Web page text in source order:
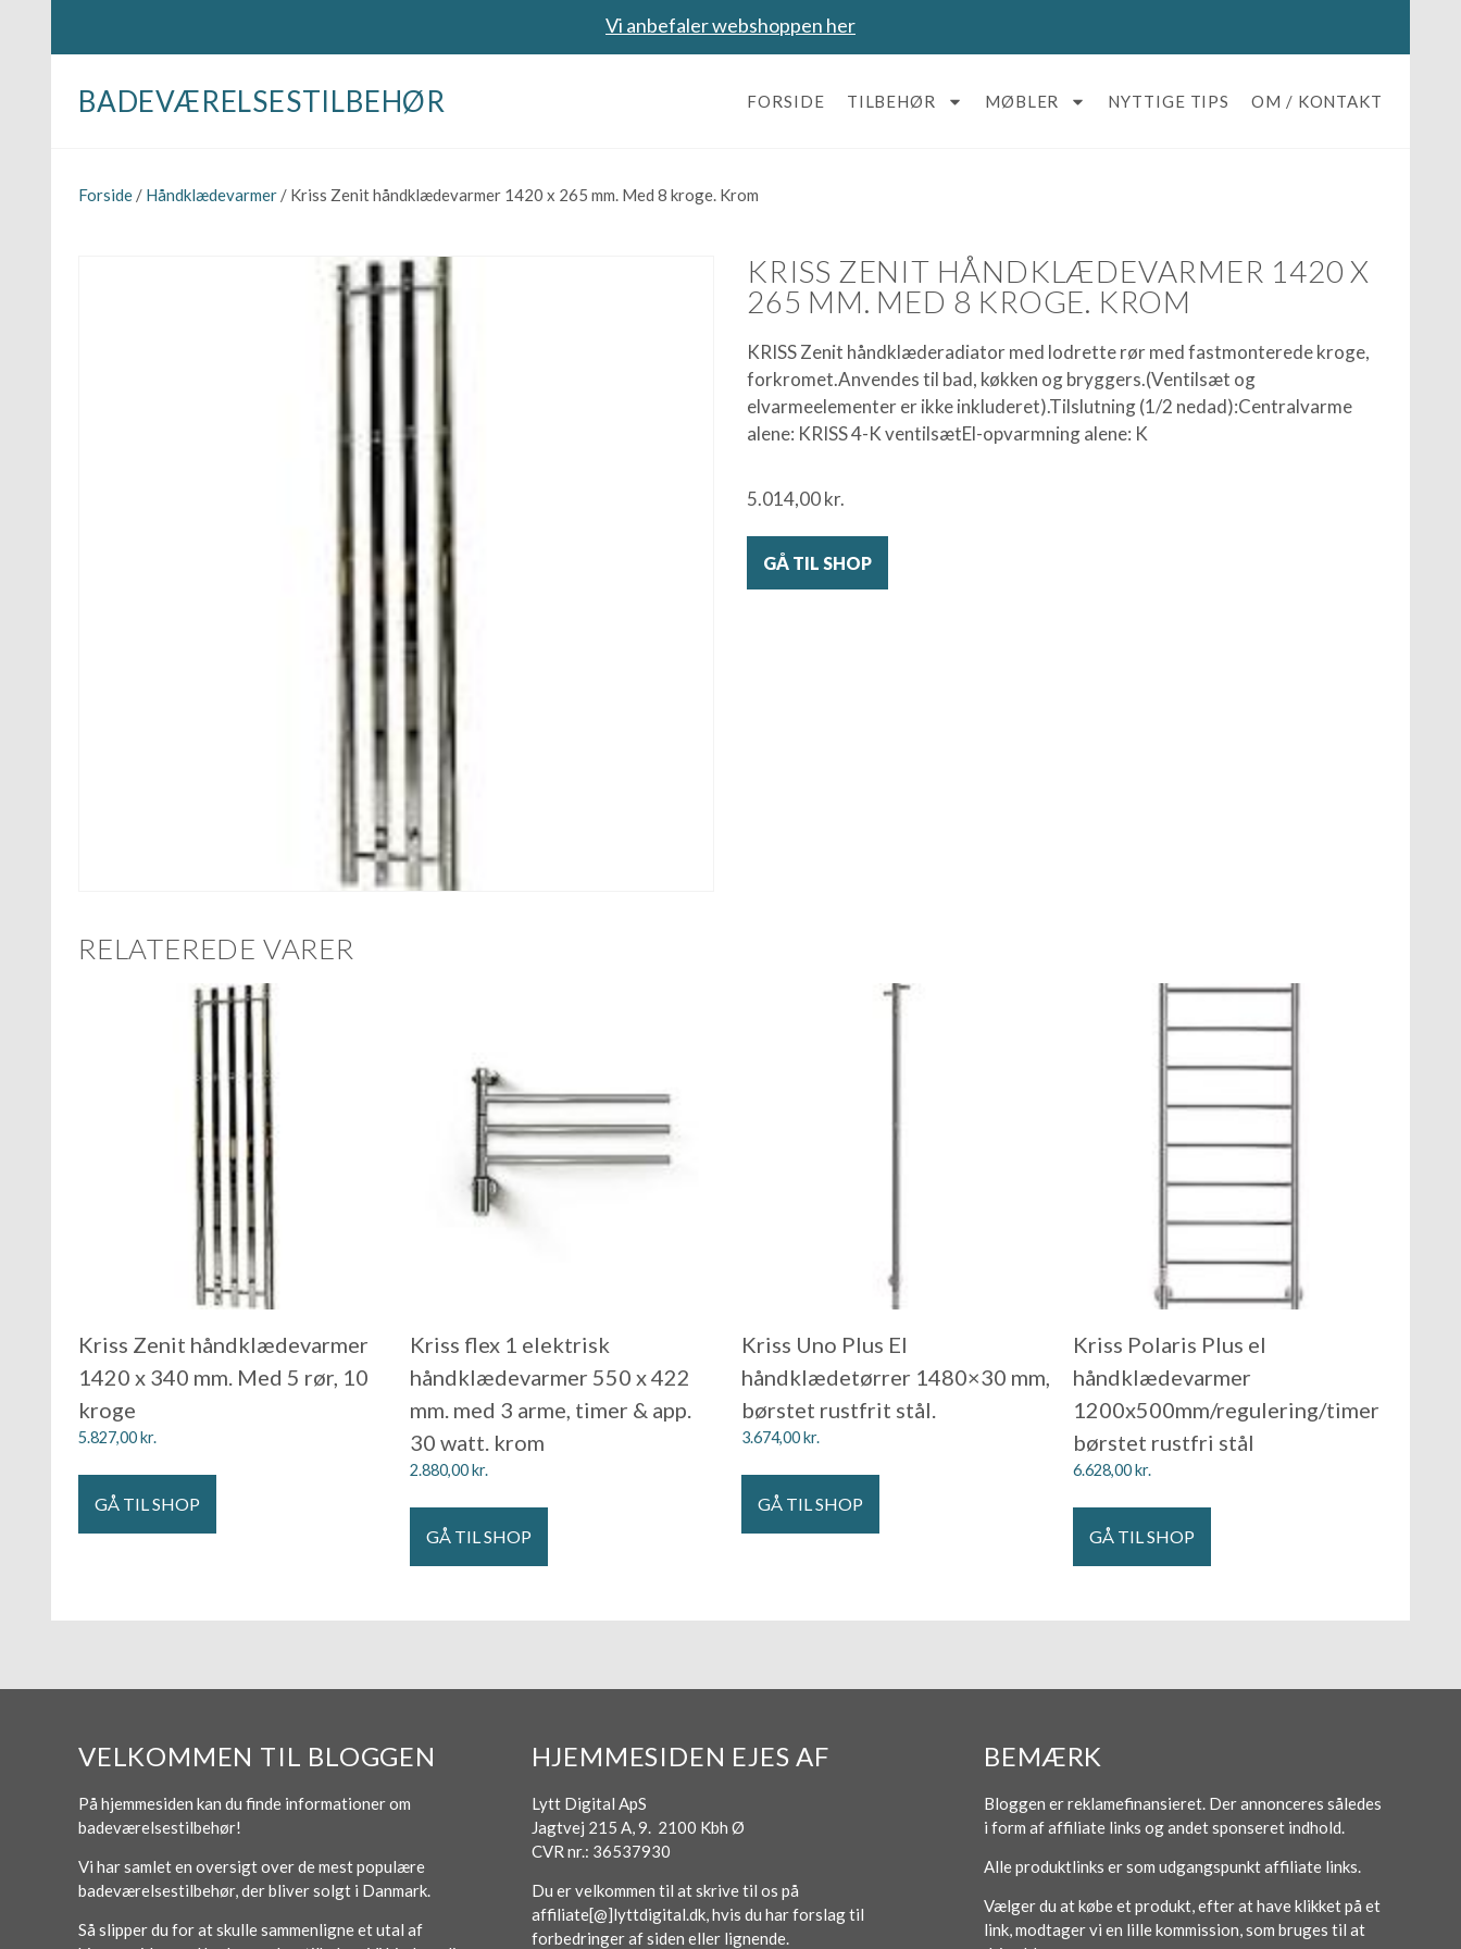
Vi anbefaler webshoppen her
BADEVÆRELSESTILBEHØR FORSIDE TILBEHØR MØBLER NYTTIGE TIPS OM / KONTAKT
Forside / Håndklædevarmer / Kriss Zenit håndklædevarmer 1420 x 265 mm. Med 8 kroge. Krom
KRISS ZENIT HÅNDKLÆDEVARMER 1420 X
265 MM. MED 8 KROGE. KROM
KRISS Zenit håndklæderadiator med lodrette rør med fastmonterede kroge,
forkromet.Anvendes til bad, køkken og bryggers.(Ventilsæt og
elvarmeelementer er ikke inkluderet).Tilslutning (1/2 nedad):Centralvarme
alene: KRISS 4-K ventilsætEl-opvarmning alene: K
5.014,00kr.
GÅ TIL SHOP
RELATEREDE VARER
Kriss Zenit håndklædevarmer
1420 x 340 mm. Med 5 rør, 10
kroge
5.827,00kr.
GÅ TIL SHOP
Kriss flex 1 elektrisk
håndklædevarmer 550 x 422
mm. med 3 arme, timer & app.
30 watt. krom
2.880,00kr.
GÅ TIL SHOP
Kriss Uno Plus El
håndklædetørrer 1480×30 mm,
børstet rustfrit stål.
3.674,00kr.
GÅ TIL SHOP
Kriss Polaris Plus el
håndklædevarmer
1200x500mm/regulering/timer
børstet rustfri stål
6.628,00kr.
GÅ TIL SHOP
VELKOMMEN TIL BLOGGEN
På hjemmesiden kan du finde informationer om
badeværelsestilbehør!
Vi har samlet en oversigt over de mest populære
badeværelsestilbehør, der bliver solgt i Danmark.
Så slipper du for at skulle sammenligne et utal af
HJEMMESIDEN EJES AF
Lytt Digital ApS
Jagtvej 215 A, 9. 2100 Kbh Ø
CVR nr.: 36537930
Du er velkommen til at skrive til os på
affiliate[@]lyttdigital.dk, hvis du har forslag til
forbedringer af siden eller lignende.
BEMÆRK
Bloggen er reklamefinansieret. Der annonceres således
i form af affiliate links og andet sponseret indhold.
Alle produktlinks er som udgangspunkt affiliate links.
Vælger du at købe et produkt, efter at have klikket på et
link, modtager vi en lille kommission, som bruges til at